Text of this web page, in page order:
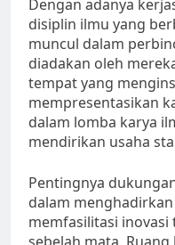
Dengan adanya
disiplin ilmu yang
muncul dalam
diadakan oleh
tempat yang
mempresentasikan
dalam lomba karya
mendirikan usaha
Pentingnya
dalam
memfasilitasi